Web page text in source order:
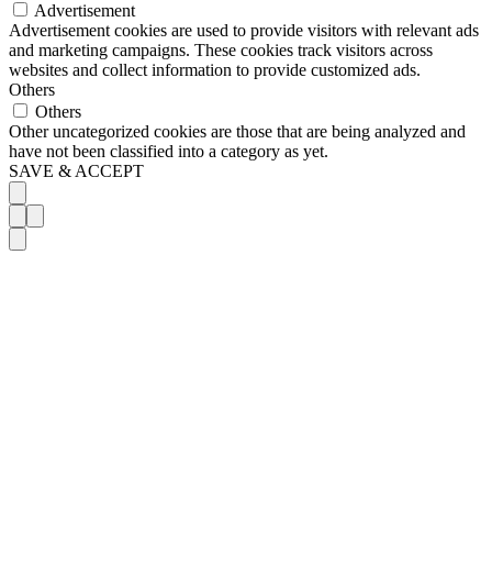
Advertisement
Advertisement cookies are used to provide visitors with relevant ads
and marketing campaigns. These cookies track visitors across
websites and collect information to provide customized ads.
Others
Others
Other uncategorized cookies are those that are being analyzed and
have not been classified into a category as yet.
SAVE & ACCEPT